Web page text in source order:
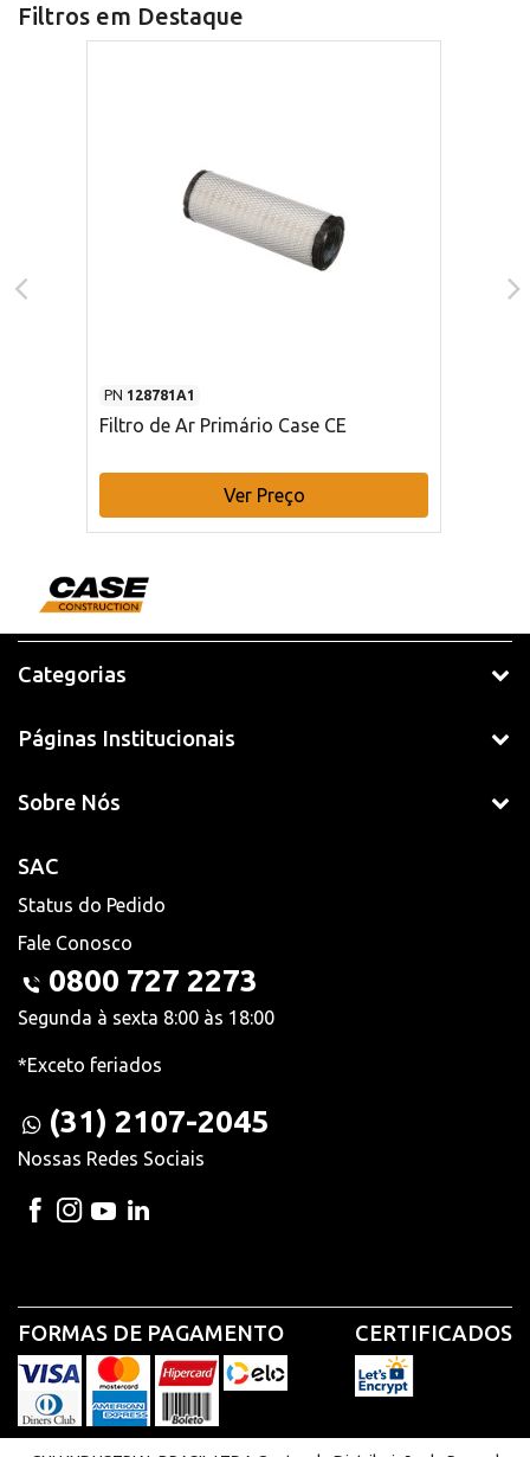
Filtros em Destaque
PN 128781A1
Filtro de Ar Primário Case CE
Ver Preço
Categorias
Páginas Institucionais
Sobre Nós
SAC
Status do Pedido
Fale Conosco
0800 727 2273
Segunda à sexta 8:00 às 18:00
*Exceto feriados
(31) 2107-2045
Nossas Redes Sociais
FORMAS DE PAGAMENTO CERTIFICADOS